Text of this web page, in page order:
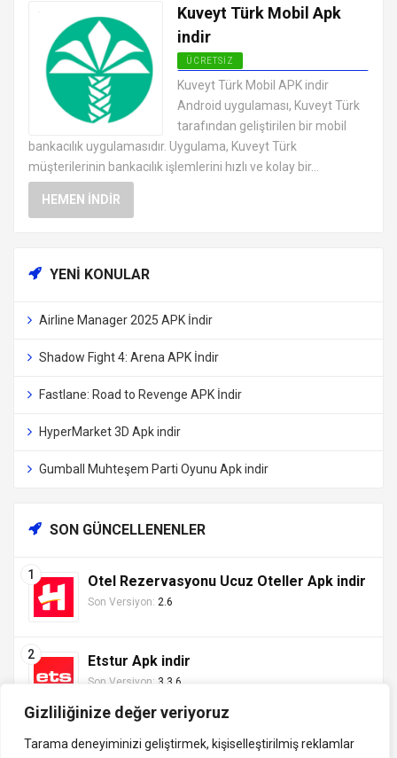
Gizliliğinize değer veriyoruz
Tarama deneyiminizi geliştirmek, kişiselleştirilmiş reklamlar
Kuveyt Türk Mobil Apk
indir
ÜCRETSIZ
ANDROID FINANS UYGULAMALARI
APK
Kuveyt Türk Mobil APK indir
Android uygulaması, Kuveyt Türk
tarafından geliştirilen bir mobil
bankacılık uygulamasıdır. Uygulama, Kuveyt Türk
müşterilerinin bankacılık işlemlerini hızlı ve kolay bir...
HEMEN İNDIR
YENI KONULAR
Airline Manager 2025 APK İndir
Shadow Fight 4: Arena APK İndir
Fastlane: Road to Revenge APK İndir
HyperMarket 3D Apk indir
Gumball Muhteşem Parti Oyunu Apk indir
SON GÜNCELLENENLER
Otel Rezervasyonu Ucuz Oteller Apk indir
Son Versiyon: 2.6
Etstur Apk indir
Son Versiyon: 3.3.6